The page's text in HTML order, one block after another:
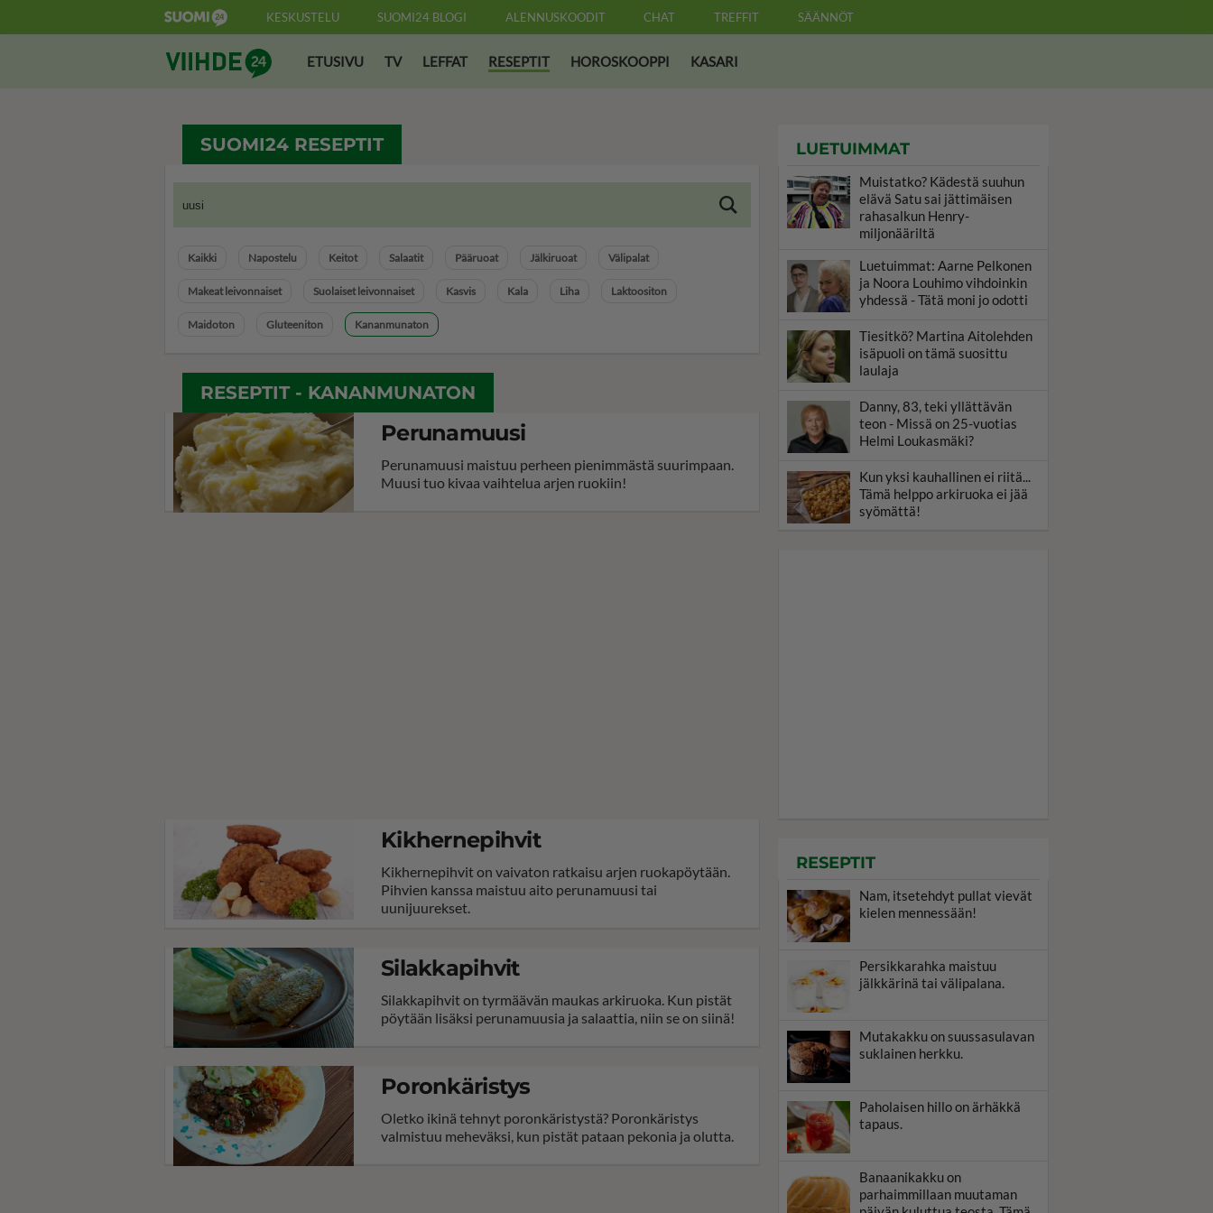
KESKUSTELU SUOMI24 BLOGI ALENNUSKOODIT CHAT TREFFIT SÄÄNNÖT
Suomi24 ViihdeETUSIVU TV LEFFAT RESEPTIT HOROSKOOPPI KASARI
SUOMI24 RESEPTIT
Kaikki Napostelu Keitot Salaatit Pääruoat Jälkiruoat Välipalat
Makeat leivonnaiset Suolaiset leivonnaiset Kasvis Kala Liha Laktoositon
Maidoton Gluteeniton Kananmunaton
RESEPTIT - KANANMUNATON
Perunamuusi
Perunamuusi maistuu perheen pienimmästä suurimpaan.
Muusi tuo kivaa vaihtelua arjen ruokiin!
Kikhernepihvit
Kikhernepihvit on vaivaton ratkaisu arjen ruokapöytään.
Pihvien kanssa maistuu aito perunamuusi tai
uunijuurekset.
Silakkapihvit
Silakkapihvit on tyrmäävän maukas arkiruoka. Kun pistät
pöytään lisäksi perunamuusia ja salaattia, niin se on siinä!
Poronkäristys
Oletko ikinä tehnyt poronkäristystä? Poronkäristys
valmistuu meheväksi, kun pistät pataan pekonia ja olutta.
LUETUIMMAT
Muistatko? Kädestä suuhun
elävä Satu sai jättimäisen
rahasalkun Henry-
miljonääriltä
Luetuimmat: Aarne Pelkonen
ja Noora Louhimo vihdoinkin
yhdessä - Tätä moni jo odotti
Tiesitkö? Martina Aitolehden
isäpuoli on tämä suosittu
laulaja
Danny, 83, teki yllättävän
teon - Missä on 25-vuotias
Helmi Loukasmäki?
Kun yksi kauhallinen ei riitä...
Tämä helppo arkiruoka ei jää
syömättä!
RESEPTIT
Nam, itsetehdyt pullat vievät
kielen mennessään!
Persikkarahka maistuu
jälkkärinä tai välipalana.
Mutakakku on suussasulavan
suklainen herkku.
Paholaisen hillo on ärhäkkä
tapaus.
Banaanikakku on
parhaimmillaan muutaman